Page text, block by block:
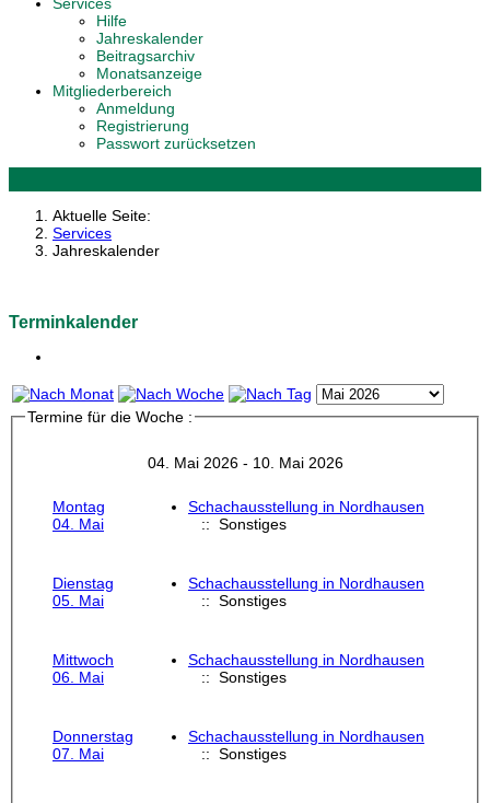
Hilfe
Jahreskalender
Beitragsarchiv
Monatsanzeige
Mitgliederbereich
Anmeldung
Registrierung
Passwort zurücksetzen
Aktuelle Seite:
Services
Jahreskalender
Terminkalender
Termine für die Woche :
04. Mai 2026 - 10. Mai 2026
Montag
04. Mai
Schachausstellung in Nordhausen
:: Sonstiges
Dienstag
05. Mai
Schachausstellung in Nordhausen
:: Sonstiges
Mittwoch
06. Mai
Schachausstellung in Nordhausen
:: Sonstiges
Donnerstag
07. Mai
Schachausstellung in Nordhausen
:: Sonstiges